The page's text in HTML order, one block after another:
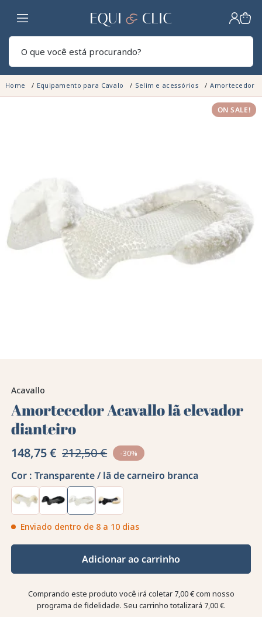
Lar
Home Equipamento para Cavalo Selim e acessórios Amortecedor
ON SALE!
Acavallo
Amortecedor Acavallo lã elevador
dianteiro
148,75 € 212,50 € -30%
Cor : Transparente / lã de carneiro branca
Enviado dentro de 8 a 10 dias
Adicionar ao carrinho
Comprando este produto você irá coletar 7,00 €com nosso
programa de fidelidade. Seu carrinho totalizará 7,00 €.